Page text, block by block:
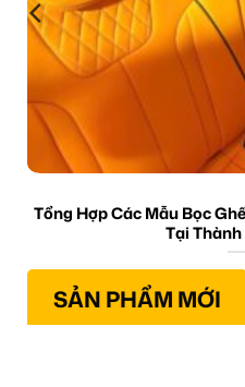
Tổng Hợp Các Mẫu Bọc
Tại
SẢN PHẨM MỚI